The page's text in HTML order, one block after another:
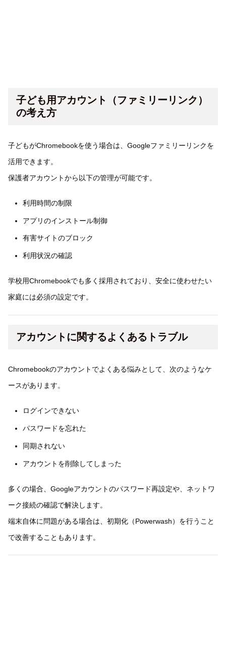
子ども用アカウント（ファミリーリンク）
の考え方
子どもがChromebookを使う場合は、Googleファミリーリンクを
活用できます。
保護者アカウントから以下の管理が可能です。
利用時間の制限
アプリのインストール制御
有害サイトのブロック
利用状況の確認
学校用Chromebookでも多く採用されており、安全に使わせたい
家庭には必須の設定です。
アカウントに関するよくあるトラブル
Chromebookのアカウントでよくある悩みとして、次のようなケ
ースがあります。
ログインできない
パスワードを忘れた
同期されない
アカウントを削除してしまった
多くの場合、Googleアカウントのパスワード再設定や、ネットワ
ーク接続の確認で解決します。
端末自体に問題がある場合は、初期化（Powerwash）を行うこと
で改善することもあります。